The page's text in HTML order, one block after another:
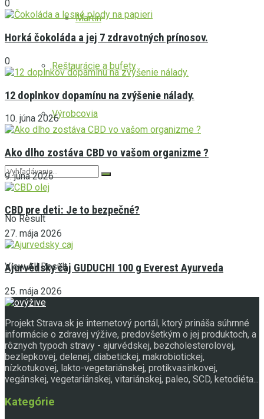
Martin
Reštaurácie a bufety
Výrobcovia
No Result
View All Result
0
Horká čokoláda a jej 7 zdravotných prínosov.
0
12 doplnkov dopamínu na zvýšenie nálady.
10. júna 2026
Ako dlho zostáva CBD vo vašom organizme ?
9. júna 2026
CBD pre deti: Je to bezpečné?
27. mája 2026
Ajurvédsky čaj GUDUCHI 100 g Everest Ayurveda
25. mája 2026
Projekt Strava.sk je internetový portál, ktorý prináša súhrnné
informácie o zdravej výžive, predovšetkým o jej produktoch, a
rôznych typoch stravy - ajurvédskej, bezcholesterolovej,
bezlepkovej, delenej, diabetickej, makrobiotickej,
nízkotukovej, lakto-vegetariánskej, protikvasinkovej,
vegánskej, vegetariánskej, vitariánskej, paleo, SCD, ketodiéta...
Kategórie